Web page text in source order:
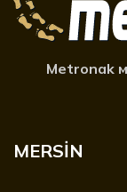
Metronak
MERSİN